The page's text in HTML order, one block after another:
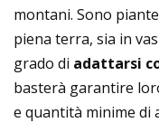
montani. Sono
piena terra, sia in
grado di adattarsi
basterà garantire
e quantità minime di